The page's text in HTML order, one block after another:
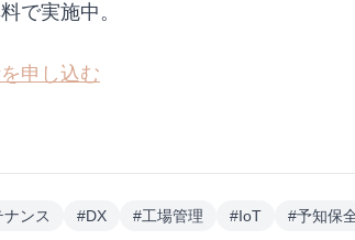
で実施中。
申し込む
ナンス #DX #工場管理 #IoT #予知保